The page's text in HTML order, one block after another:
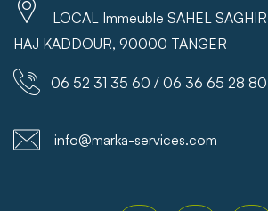
LOCAL Immeuble SAHEL
HAJ KADDOUR, 90000 TANGER
06 52 31 35 60 / 06 36 65 28 80
info@marka-services.com